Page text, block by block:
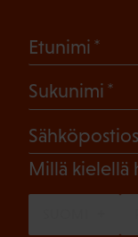
Etunimi
Sukunimi
Millä kielellä